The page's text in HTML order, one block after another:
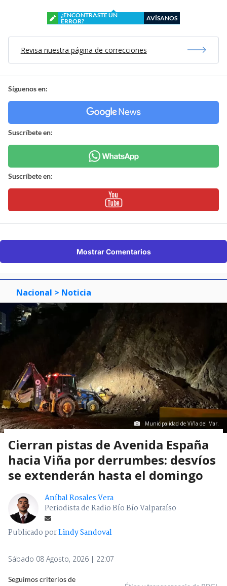
¿ENCONTRASTE UN
ERROR?
AVÍSANOS
Revisa nuestra página de correcciones
Síguenos en:
Suscríbete en:
Suscríbete en:
Mostrar Comentarios
Nacional > Noticia
Municipalidad de Viña del Mar.
Cierran pistas de Avenida España
hacia Viña por derrumbes: desvíos
se extenderán hasta el domingo
Aníbal Rosales Vera
Periodista de Radio Bío Bío Valparaíso
Publicado porLindy Sandoval
Sábado 08 Agosto, 2026 | 22:07
Seguimos criterios de